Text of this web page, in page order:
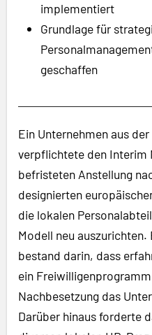
implementiert
Grundlage für
geschaffen
Ein Unternehmen aus
verpflichtete den Interim
befristeten Anstellung
designierten
die lokalen
Modell neu
bestand darin, dass
ein
Nachbesetzung das
Darüber hinaus forderte